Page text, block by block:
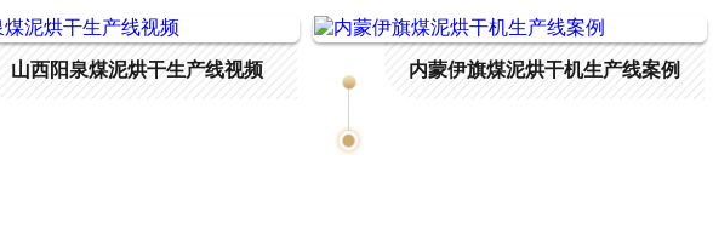
山西阳泉煤泥烘干生产线视频 内蒙伊旗煤泥烘干机生产线案例